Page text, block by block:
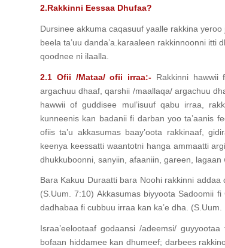
2.Rakkinni Eessaa Dhufaa?
Dursinee akkuma caqasuuf yaalle rakkina
beela ta’uu danda’a.karaaleen rakkinnoonni
qoodnee ni ilaalla.
2.1 Ofii /Mataa/ ofii irraa:- Rakkinni hawwii
argachuu dhaaf, qarshii /maallaqa/ argachuu
hawwii of guddisee mul’isuuf qabu irraa,
kunneenis kan badanii fi darban yoo ta’aanis
ofiis ta’u akkasumas baay’oota rakkinaaf,
keenya keessatti waantotni hanga ammaatti
dhukkuboonni, sanyiin, afaaniin, gareen, lagaan
Bara Kakuu Duraatti bara Noohi rakkinni
(S.Uum. 7:10) Akkasumas biyyoota Sadoomii
dadhabaa fi cubbuu irraa kan ka’e dha. (S.Uum.
Israa’eelootaaf godaansi /adeemsi/
bofaan hiddamee kan dhumeef; darbees